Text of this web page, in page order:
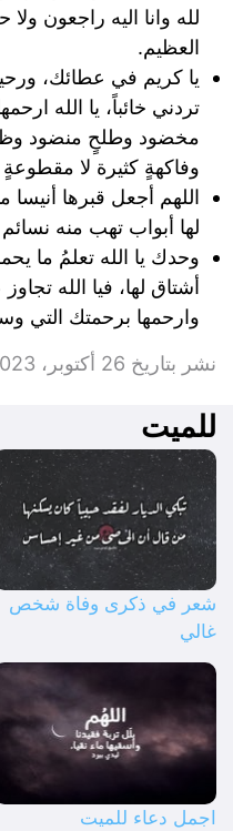
لله وانا اليه راجعون ولا
العظيم.
يا كريم في عطائك،
تردني خائباً، يا الله
مخضود وطلحٍ منضود
وفاكهةٍ كثيرة لا
اللهم أجعل قبرها أنيسا
لها أبواب تهب منه نسائم
وحدك يا الله تعلمُ ما
أشتاق لها، فيا الله
وارحمها برحمتك
نشر بتاريخ 26 أكتوبر، 2023
للميت
شعر في ذكرى وفاة شخص
غالي
اجمل دعاء للميت